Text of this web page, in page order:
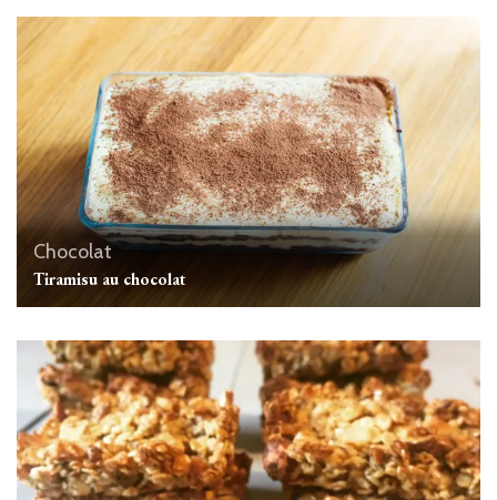
Chocolat
Tiramisu au chocolat